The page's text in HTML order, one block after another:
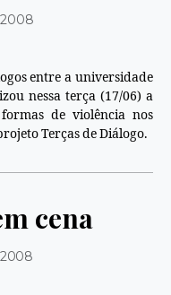
entre a universidade
nessa terça (17/06) a
de violência nos
Terças de Diálogo.
cena